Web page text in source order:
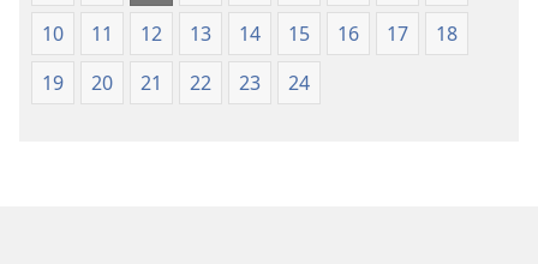
10
11 12 13 14 15 16 17
18
19
20 21 22 23 24